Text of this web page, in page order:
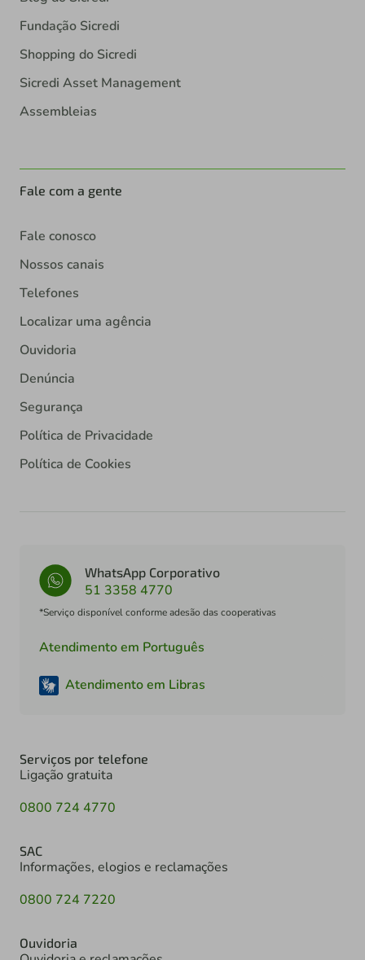
Fundação Sicredi
Shopping do Sicredi
Sicredi Asset Management
Assembleias
Fale com a gente
Fale conosco
Nossos canais
Telefones
Localizar uma agência
Ouvidoria
Denúncia
Segurança
Política de Privacidade
Política de Cookies
WhatsApp Corporativo
51 3358 4770
*Serviço disponível conforme adesão das cooperativas
Atendimento em Português
Atendimento em Libras
Serviços por telefone
Ligação gratuita
0800 724 4770
SAC
Informações, elogios e reclamações
0800 724 7220
Ouvidoria